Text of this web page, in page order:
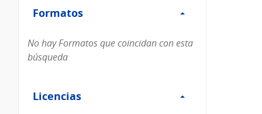
Formatos
Formatos
No hay Formatos que coincidan con esta
búsqueda
Licencias
Licencias